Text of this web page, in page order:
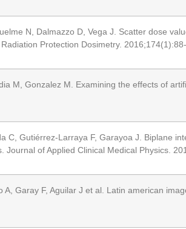
N, Dalmazzo D, Vega J. Scatter dose
Protection Dosimetry. 2016;174(1):88-
M, Gonzalez M. Examining the effects of
C, Gutiérrez-Larraya F, Garayoa J. Biplane
of Applied Clinical Medical Physics.
Garay F, Aguilar J et al. Latin american